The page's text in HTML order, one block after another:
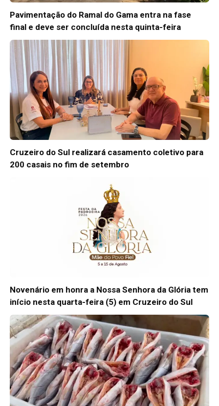
Pavimentação do Ramal do Gama entra na fase
final e deve ser concluída nesta quinta-feira
Cruzeiro do Sul realizará casamento coletivo para
200 casais no fim de setembro
Novenário em honra a Nossa Senhora da Glória tem
início nesta quarta-feira (5) em Cruzeiro do Sul